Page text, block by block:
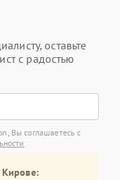
оставьте
с радостью
Вы соглашаетесь с
Кирове: